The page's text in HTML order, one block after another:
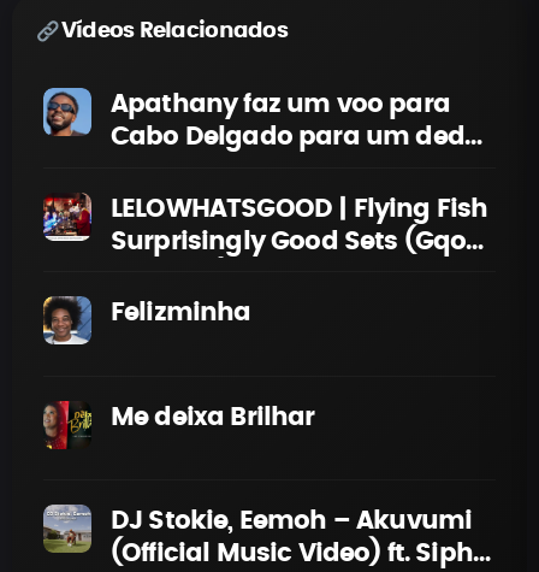
Vídeos Relacionados
Apathany faz um voo para
Cabo Delgado para um dedo
LELOWHATSGOOD | Flying Fish
Surprisingly Good Sets (Gqom
Penthouse JHB
Felizminha
Me deixa Brilhar
DJ Stokie, Eemoh – Akuvumi
(Official Music Video) ft. Sipho